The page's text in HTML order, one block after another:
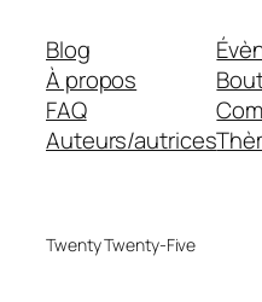
Blog
À propos
FAQ
Auteurs/autrices
Twenty Twenty-Five